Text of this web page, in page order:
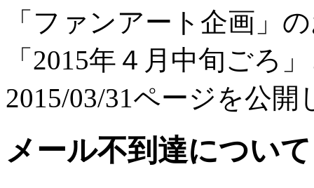
「ファンアート企画」
「2015年４月中旬ごろ
2015/03/31 ページを公開
メール不到達について